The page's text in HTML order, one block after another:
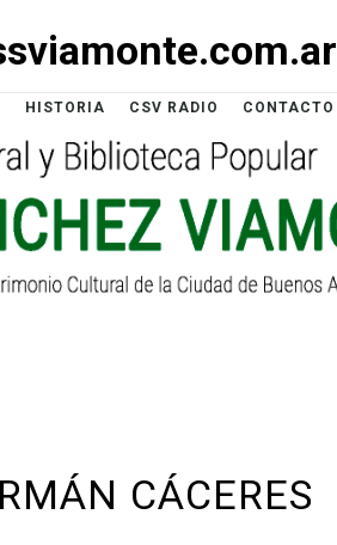
HISTORIA CSV RADIO CONTACTO
CÁCERES